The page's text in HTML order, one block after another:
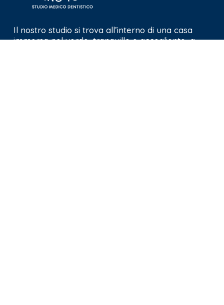
Il nostro studio si trova all’interno di una casa
immersa nel verde, tranquillo e accogliente, a